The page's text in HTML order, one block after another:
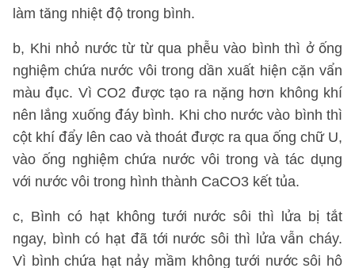
làm tăng nhiệt độ trong bình.
b, Khi nhỏ nước từ từ qua phễu vào bình thì ở ống
nghiệm chứa nước vôi trong dần xuất hiện cặn vẩn
màu đục. Vì CO2 được tạo ra nặng hơn không khí
nên lắng xuống đáy bình. Khi cho nước vào bình thì
cột khí đẩy lên cao và thoát được ra qua ống chữ U,
vào ống nghiệm chứa nước vôi trong và tác dụng
với nước vôi trong hình thành CaCO3 kết tủa.
c, Bình có hạt không tưới nước sôi thì lửa bị tắt
ngay, bình có hạt đã tới nước sôi thì lửa vẫn cháy.
Vì bình chứa hạt nảy mầm không tưới nước sôi hô